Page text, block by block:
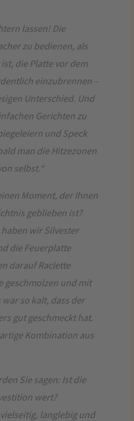
lassen! Die
zu bedienen, als
die Platte vor dem
einzubrennen –
Unterschied. Und
Gerichten zu
und Speck
man die Hitzezonen
selbst.“
Moment, der Ihnen
geblieben ist?
wir Silvester
die Feuerplatte
darauf Raclette
geschmolzen und mit
war so kalt, dass der
gut geschmeckt hat.
Kombination aus
Sie sagen: Ist die
wert?
langlebig und